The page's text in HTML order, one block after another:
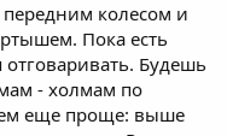
колесом и
Пока есть
Будешь
- холмам по
еще проще: выше